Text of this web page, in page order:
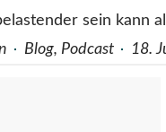
sein kann
Blog, Podcast 18.